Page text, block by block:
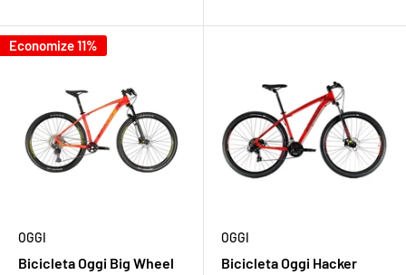
Economize 11%
OGGI
Bicicleta Oggi Big Wheel
OGGI
Bicicleta Oggi Hacker